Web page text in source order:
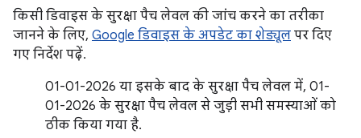
किसी डिवाइस के सुरक्षा पैच लेवल की जांच करने का तरीका
जानने के लिए, Google डिवाइस के अपडेट का शेड्यूल पर दिए
गए निर्देश पढ़ें.
01-01-2026 या इसके बाद के सुरक्षा पैच लेवल में, 01-
01-2026 के सुरक्षा पैच लेवल से जुड़ी सभी समस्याओं को
ठीक किया गया है.